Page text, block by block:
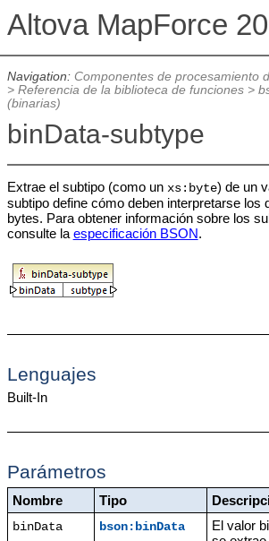
Navigation: Componentes de procesamiento
> Referencia de la biblioteca de funciones>
(binarias)
binData-subtype
Extrae el subtipo (como un xs:byte) de un
subtipo define cómo deben interpretarse los
bytes. Para obtener información sobre los
consulte la especificación BSON.
Lenguajes
Built-In
Parámetros
Nombre Tipo
binData bson:binData
El valor